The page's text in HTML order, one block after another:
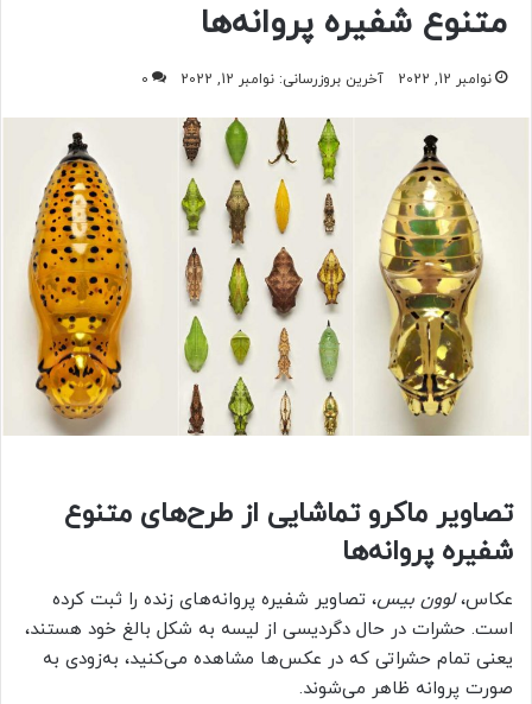
متنوع شفیره پروانه‌‌ها
نوامبر 12, 2022 آخرین بروزرسانی: نوامبر 12, 2022 0
تصاویر ماکرو تماشایی از طرح‌های متنوع
شفیره پروانه‌‌ها
عکاس،لوون بیس، تصاویر شفیره پروانه‌های زنده را ثبت کرده
است. حشرات در حال دگردیسی از لیسه به شکل بالغ خود هستند،
یعنی تمام حشراتی که در عکس‌ها مشاهده می‌کنید، به‌زودی به
صورت پروانه ظاهر می‌شوند.